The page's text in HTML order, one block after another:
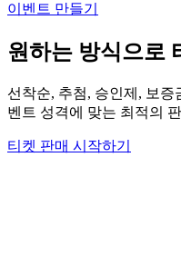
이벤트 만들기
원하는 방식으로
선착순, 추첨, 승인제, 보증
벤트 성격에 맞는 최적의
티켓 판매 시작하기